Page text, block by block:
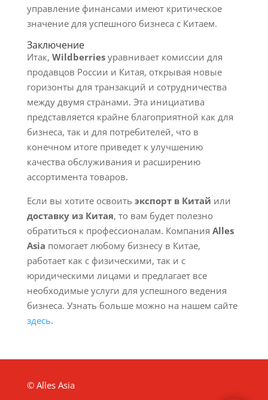
управление финансами имеют критическое
значение для успешного бизнеса с Китаем.
Заключение
Итак, Wildberriesуравнивает комиссии для
продавцов России и Китая, открывая новые
горизонты для транзакций и сотрудничества
между двумя странами. Эта инициатива
представляется крайне благоприятной как для
бизнеса, так и для потребителей, что в
конечном итоге приведет к улучшению
качества обслуживания и расширению
ассортимента товаров.
Если вы хотите освоить экспорт в Китай или
доставку из Китая, то вам будет полезно
обратиться к профессионалам. Компания Alles
Asia помогает любому бизнесу в Китае,
работает как с физическими, так и с
юридическими лицами и предлагает все
необходимые услуги для успешного ведения
бизнеса. Узнать больше можно на нашем сайте
здесь.
© Alles Asia